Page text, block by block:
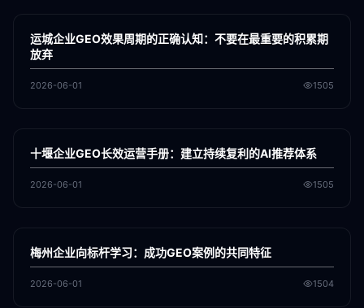
GEO
运城企业GEO效果周期的正确认知：不要在最重要的积累期
放弃
2026-06-01 1505
GEO
十堰企业GEO长效运营手册：建立持续复利的AI推荐体系
2026-06-01 1505
GEO
梅州企业向标杆学习：成功GEO案例的共同特征
2026-06-01 1504